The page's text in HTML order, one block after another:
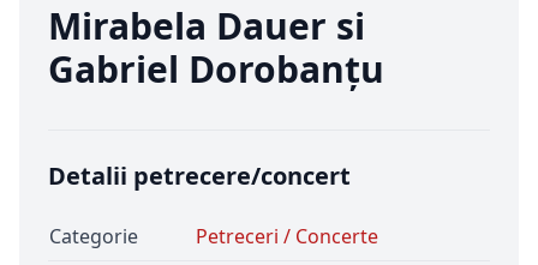
Mirabela Dauer si
Gabriel Dorobanțu
Detalii petrecere/concert
Categorie
Petreceri / Concerte